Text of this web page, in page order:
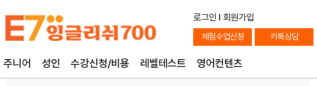
로그인 l 회원가입
체험수업신청 카톡상담
주니어 성인 수강신청/비용 레벨테스트 영어컨텐츠